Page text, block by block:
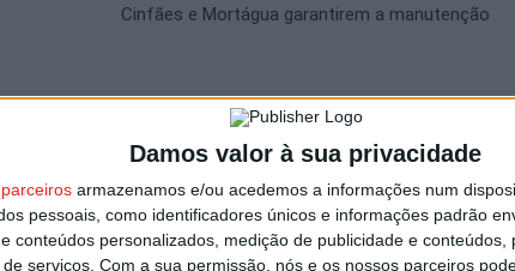
Damos valor à sua privacidade
parceiros armazenamos e/ou acedemos a informações num
pessoais, como identificadores únicos e informações padrão
conteúdos personalizados, medição de publicidade e conteúdos,
serviços. Com a sua permissão, nós e os nossos parceiros
Cinfães e Mortágua garantirem a manutenção